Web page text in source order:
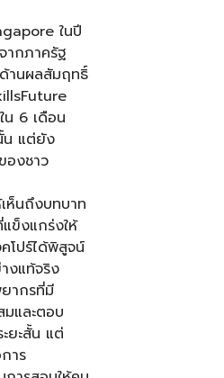
ในปี
ากภาครัฐ
านผลสัมฤทธิ์
น 6 เดือน
น แต่ยัง
องชาว
ห็นถึงบทบาท
ข็งแกร่งให้
โปร์ได้พิสูจน์
งแท้จริง
ากรที่มี
และตอบ
ยะสั้น แต่
าร